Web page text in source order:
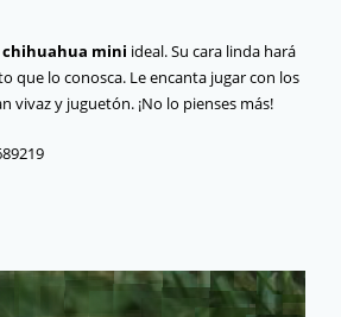
chihuahua mini ideal. Su cara linda hará
que lo conosca. Le encanta jugar con los
vivaz y juguetón. ¡No lo pienses más!